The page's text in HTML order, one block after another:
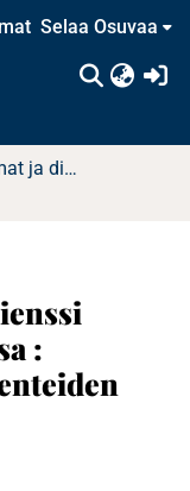
Selaa Osuvaa
Pro gradu -tutkielmat ja diplomityöt
: